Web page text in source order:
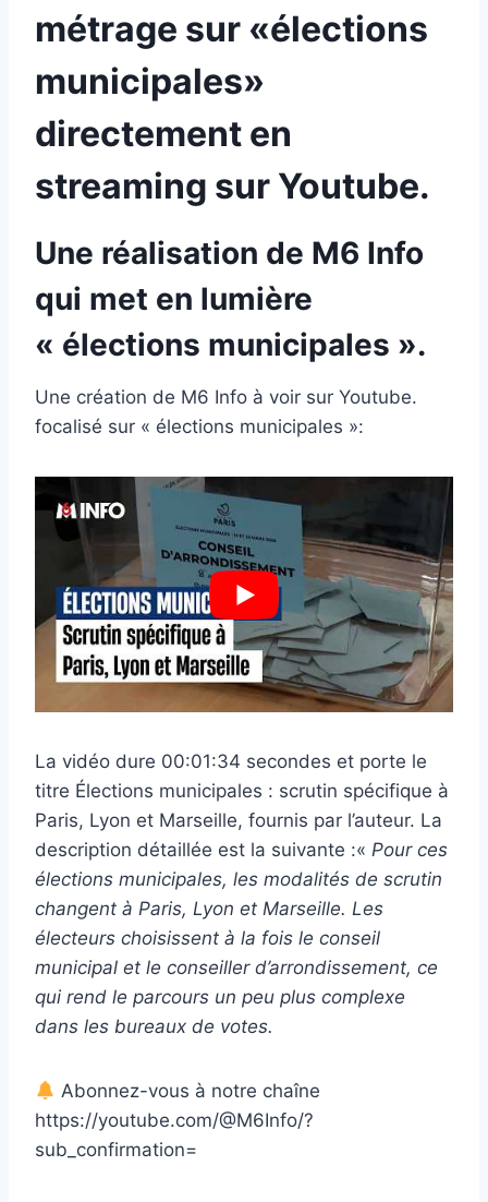
métrage sur «élections
municipales»
directement en
streaming sur Youtube.
Une réalisation de M6 Info
qui met en lumière
« élections municipales ».
Une création de M6 Info à voir sur Youtube.
focalisé sur « élections municipales »:
La vidéo dure 00:01:34 secondes et porte le
titre Élections municipales : scrutin spécifique à
Paris, Lyon et Marseille, fournis par l’auteur. La
description détaillée est la suivante :« Pour ces
élections municipales, les modalités de scrutin
changent à Paris, Lyon et Marseille. Les
électeurs choisissent à la fois le conseil
municipal et le conseiller d’arrondissement, ce
qui rend le parcours un peu plus complexe
dans les bureaux de votes.
Abonnez-vous à notre chaîne
https://youtube.com/@M6Info/?
sub_confirmation=